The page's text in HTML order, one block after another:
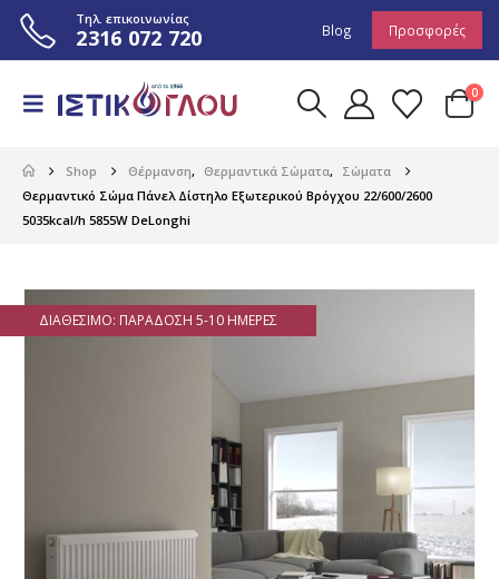
Τηλ. επικοινωνίας
2316 072 720 Blog Προσφορές
0
Shop Θέρμανση, Θερμαντικά Σώματα, Σώματα
Θερμαντικό Σώμα Πάνελ Δίστηλο Εξωτερικού Βρόγχου 22/600/2600
5035kcal/h 5855W DeLonghi
ΔΙΑΘΈΣΙΜΟ: ΠΑΡΆΔΟΣΗ 5-10 ΗΜΈΡΕΣ